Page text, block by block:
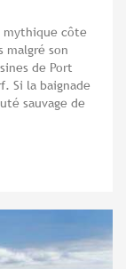
mythique côte
malgré son
de Port
Si la baignade
sauvage de